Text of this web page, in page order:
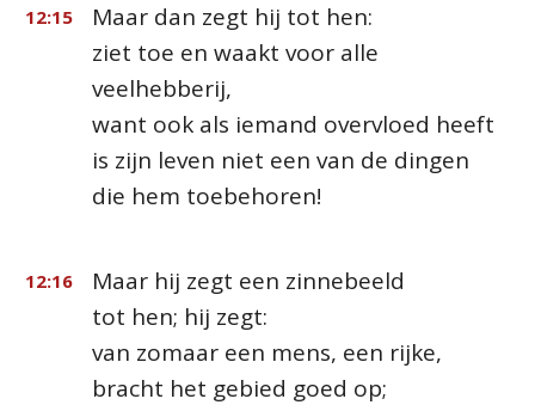
12:15
Maar dan zegt hij tot hen:
ziet toe en waakt voor alle
veelhebberij,
want ook als iemand overvloed heeft
is zijn leven niet een van de dingen
die hem toebehoren!
12:16
Maar hij zegt een zinnebeeld
tot hen; hij zegt:
van zomaar een mens, een rijke,
bracht het gebied goed op;